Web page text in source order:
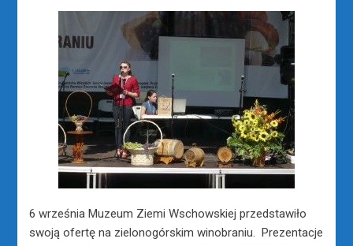
6 września Muzeum Ziemi Wschowskiej przedstawiło
swoją ofertę na zielonogórskim winobraniu. Prezentacje